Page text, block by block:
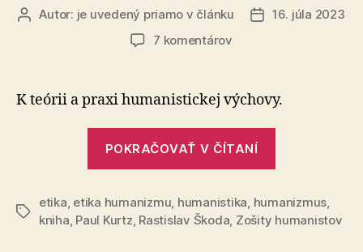
AutorAutor: je uvedený priamo v článku
Dátum
16. júla 2023
7 komentárovna
–
Zakázané
ovocie:
Etika
časť)
K teórii a praxi humanistickej výchovy.
POKRAČOVAŤ V ČÍTANÍ
Zakázané
ovocie:
Značky
etika, etika humanizmu, humanistika, humanizmus,
kniha, Paul Kurtz, Rastislav Škoda, Zošity humanistov